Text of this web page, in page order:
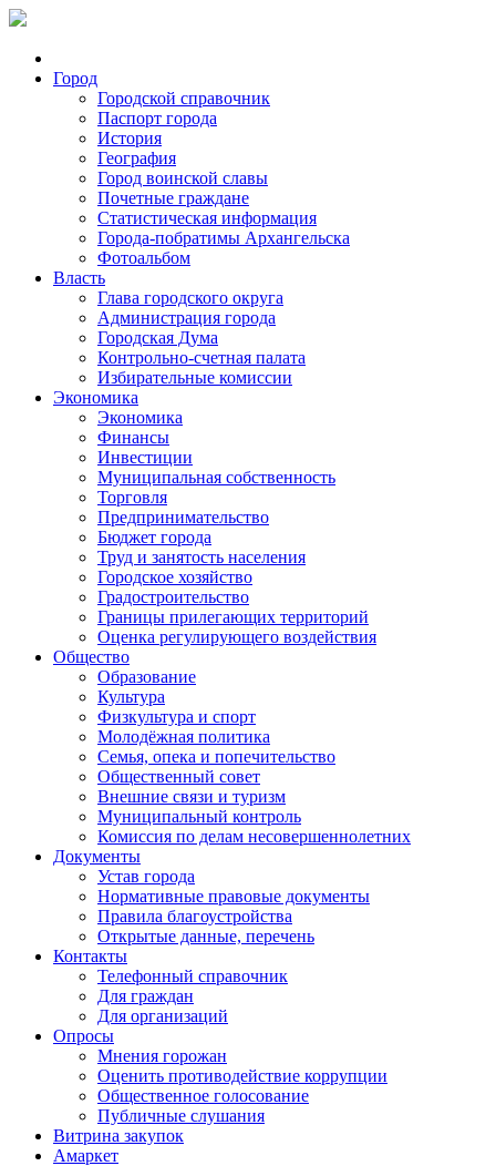
Город
Городской справочник
Паспорт города
История
География
Город воинской славы
Почетные граждане
Статистическая информация
Города-побратимы Архангельска
Фотоальбом
Власть
Глава городского округа
Администрация города
Городская Дума
Контрольно-счетная палата
Избирательные комиссии
Экономика
Экономика
Финансы
Инвестиции
Муниципальная собственность
Торговля
Предпринимательство
Бюджет города
Труд и занятость населения
Городское хозяйство
Градостроительство
Границы прилегающих территорий
Оценка регулирующего воздействия
Общество
Образование
Культура
Физкультура и спорт
Молодёжная политика
Семья, опека и попечительство
Общественный совет
Внешние связи и туризм
Муниципальный контроль
Комиссия по делам несовершеннолетних
Документы
Устав города
Нормативные правовые документы
Правила благоустройства
Открытые данные, перечень
Контакты
Телефонный справочник
Для граждан
Для организаций
Опросы
Мнения горожан
Оценить противодействие коррупции
Общественное голосование
Публичные слушания
Витрина закупок
Амаркет